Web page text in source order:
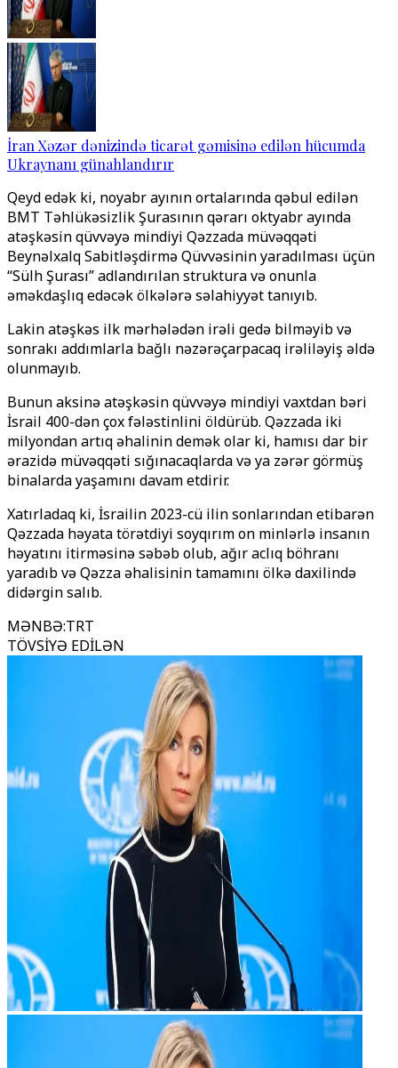
İran Xəzər dənizində ticarət gəmisinə edilən hücumda
Ukraynanı günahlandırır
Qeyd edək ki, noyabr ayının ortalarında qəbul edilən
BMT Təhlükəsizlik Şurasının qərarı oktyabr ayında
atəşkəsin qüvvəyə mindiyi Qəzzada müvəqqəti
Beynəlxalq Sabitləşdirmə Qüvvəsinin yaradılması üçün
“Sülh Şurası” adlandırılan struktura və onunla
əməkdaşlıq edəcək ölkələrə səlahiyyət tanıyıb.
Lakin atəşkəs ilk mərhələdən irəli gedə bilməyib və
sonrakı addımlarla bağlı nəzərəçarpacaq irəliləyiş əldə
olunmayıb.
Bunun aksinə atəşkəsin qüvvəyə mindiyi vaxtdan bəri
İsrail 400-dən çox fələstinlini öldürüb. Qəzzada iki
milyondan artıq əhalinin demək olar ki, hamısı dar bir
ərazidə müvəqqəti sığınacaqlarda və ya zərər görmüş
binalarda yaşamını davam etdirir.
Xatırladaq ki, İsrailin 2023-cü ilin sonlarından etibarən
Qəzzada həyata törətdiyi soyqırım on minlərlə insanın
həyatını itirməsinə səbəb olub, ağır aclıq böhranı
yaradıb və Qəzza əhalisinin tamamını ölkə daxilində
didərgin salıb.
MƏNBƏ:TRT
TÖVSİYƏ EDİLƏN